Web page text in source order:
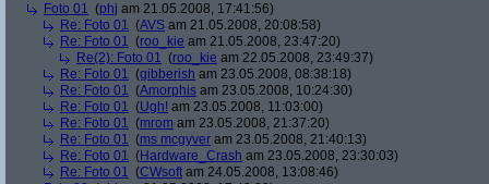
Foto 01 (phj am 21.05.2008, 17:41:56)
Re: Foto 01 (AVS am 21.05.2008, 20:08:58)
Re: Foto 01 (roo_kie am 21.05.2008, 23:47:20)
Re(2): Foto 01 (roo_kie am 22.05.2008, 23:49:37)
Re: Foto 01 (gibberish am 23.05.2008, 08:38:18)
Re: Foto 01 (Amorphis am 23.05.2008, 10:24:30)
Re: Foto 01 (Ugh! am 23.05.2008, 11:03:00)
Re: Foto 01 (mrom am 23.05.2008, 21:37:20)
Re: Foto 01 (ms mcgyver am 23.05.2008, 21:40:13)
Re: Foto 01 (Hardware_Crash am 23.05.2008, 23:30:03)
Re: Foto 01 (CWsoft am 24.05.2008, 13:08:46)